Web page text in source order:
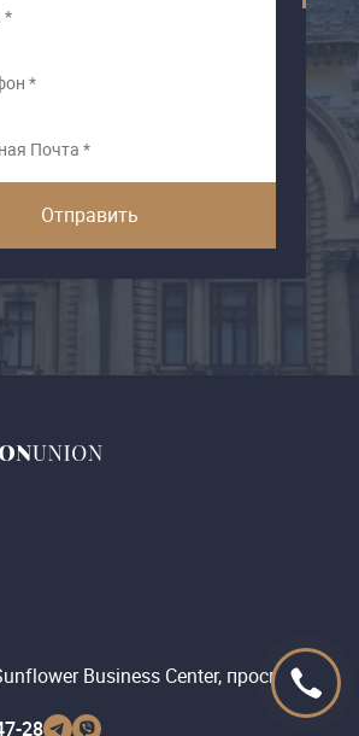
Business Center, проспект
28